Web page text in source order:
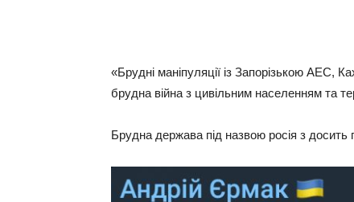
«Брудні маніпуляції із Запорізькою АЕС,
брудна війна з цивільним населенням та
Брудна держава під назвою росія з досить